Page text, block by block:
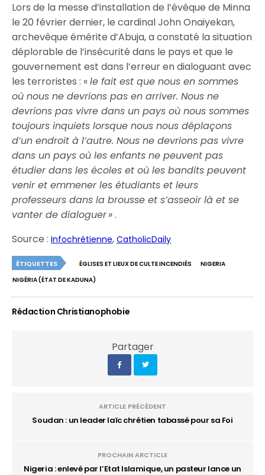
Lors de la messe d’installation de l’évêque de Minna
le 20 février dernier, le cardinal John Onaiyekan,
archevêque émérite d’Abuja, a constaté la situation
déplorable de l’insécurité dans le pays et que le
gouvernement est dans l’erreur en dialoguant avec
les terroristes : «le fait est que nous en sommes
où nous ne devrions pas en arriver. Nous ne
devrions pas vivre dans un pays où nous sommes
toujours inquiets lorsque nous nous déplaçons
d’un endroit à l’autre. Nous ne devrions pas vivre
dans un pays où les enfants ne peuvent pas
étudier dans les écoles et où les bandits peuvent
venir et emmener les étudiants et leurs
professeurs dans la brousse et s’asseoir là et se
vanter de dialoguer ».
Source :Infochrétienne,CatholicDaily
ÉTIQUETTES ÉGLISES ET LIEUX DE CULTE INCENDIÉS
NIGERIA
NIGÉRIA (ÉTAT DE KADUNA)
Rédaction Christianophobie
Partager
ARTICLE PRÉCÉDENT
Soudan : un leader laïc chrétien tabassé pour sa Foi
PROCHAIN ARCTICLE
Nigeria : enlevé par l’Etat Islamique, un pasteur lance un